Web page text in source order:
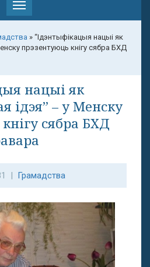
Паказаць
меню
» “Ідэнтыфікацыя нацыі як
прэзентуюць кнігу сябра БХД
нацыі як
ідэя” – у Менску
сябра БХД
| Грамадства